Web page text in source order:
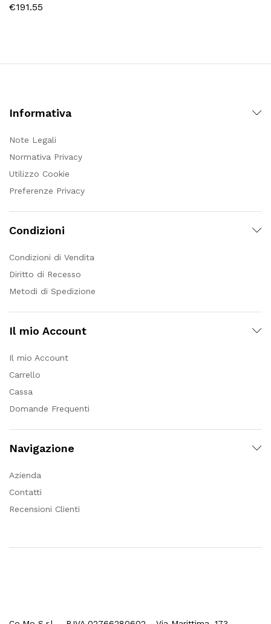
€191.55
Informativa
Note Legali
Normativa Privacy
Utilizzo Cookie
Preferenze Privacy
Condizioni
Condizioni di Vendita
Diritto di Recesso
Metodi di Spedizione
Il mio Account
Il mio Account
Carrello
Cassa
Domande Frequenti
Navigazione
Azienda
Contatti
Recensioni Clienti